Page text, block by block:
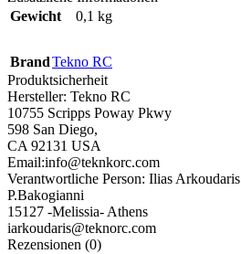
Gewicht
0,1 kg
BrandTekno RC
Produktsicherheit
Hersteller: Tekno RC
10755 Scripps Poway Pkwy
598 San Diego,
CA 92131 USA
Email:info@teknkorc.com
Verantwortliche Person: Ilias Arkoudaris
P.Bakogianni
15127 -Melissia- Athens
iarkoudaris@teknorc.com
Rezensionen (0)